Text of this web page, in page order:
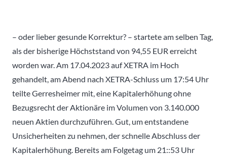
– oder lieber gesunde Korrektur? – startete am selben Tag,
als der bisherige Höchststand von 94,55 EUR erreicht
worden war. Am 17.04.2023 auf XETRA im Hoch
gehandelt, am Abend nach XETRA-Schluss um 17:54 Uhr
teilte Gerresheimer mit, eine Kapitalerhöhung ohne
Bezugsrecht der Aktionäre im Volumen von 3.140.000
neuen Aktien durchzuführen. Gut, um entstandene
Unsicherheiten zu nehmen, der schnelle Abschluss der
Kapitalerhöhung. Bereits am Folgetag um 21::53 Uhr